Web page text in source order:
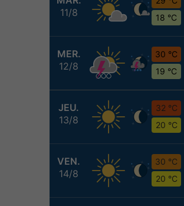
11/8
18 °C
MER.
12/8
30 °C
19 °C
JEU.
13/8
32 °C
20 °C
VEN.
14/8
30 °C
20 °C